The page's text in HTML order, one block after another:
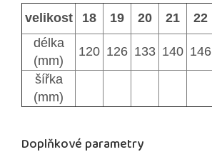
velikost 18 19 20 21 22
délka
(mm)
120 126 133 140 146
šířka
(mm)
Doplňkové parametry